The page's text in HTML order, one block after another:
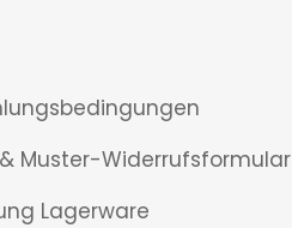
Muster-Widerrufsformular
Lagerware